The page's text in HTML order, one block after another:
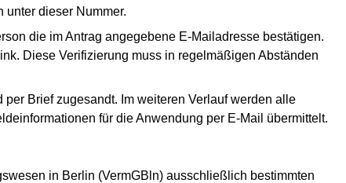
unter dieser Nummer.
die im Antrag angegebene E-Mailadresse bestätigen.
Diese Verifizierung muss in regelmäßigen Abständen
Brief zugesandt. Im weiteren Verlauf werden alle
für die Anwendung per E-Mail übermittelt.
in Berlin (VermGBln) ausschließlich bestimmten